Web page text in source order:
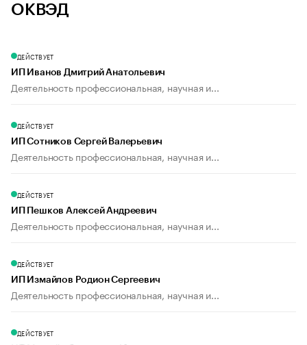
ОКВЭД
ДЕЙСТВУЕТ
ИП Иванов Дмитрий Анатольевич
Деятельность профессиональная, научная и...
ДЕЙСТВУЕТ
ИП Сотников Сергей Валерьевич
Деятельность профессиональная, научная и...
ДЕЙСТВУЕТ
ИП Пешков Алексей Андреевич
Деятельность профессиональная, научная и...
ДЕЙСТВУЕТ
ИП Измайлов Родион Сергеевич
Деятельность профессиональная, научная и...
ДЕЙСТВУЕТ